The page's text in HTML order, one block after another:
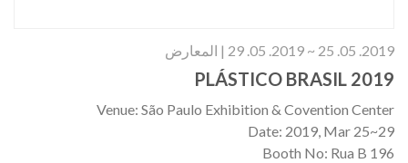
2019. 05. 25 ~ 2019. 05. 29 | المعارض
PLÁSTICO BRASIL 2019
Venue: São Paulo Exhibition & Covention Center
Date: 2019, Mar 25~29
Booth No: Rua B 196